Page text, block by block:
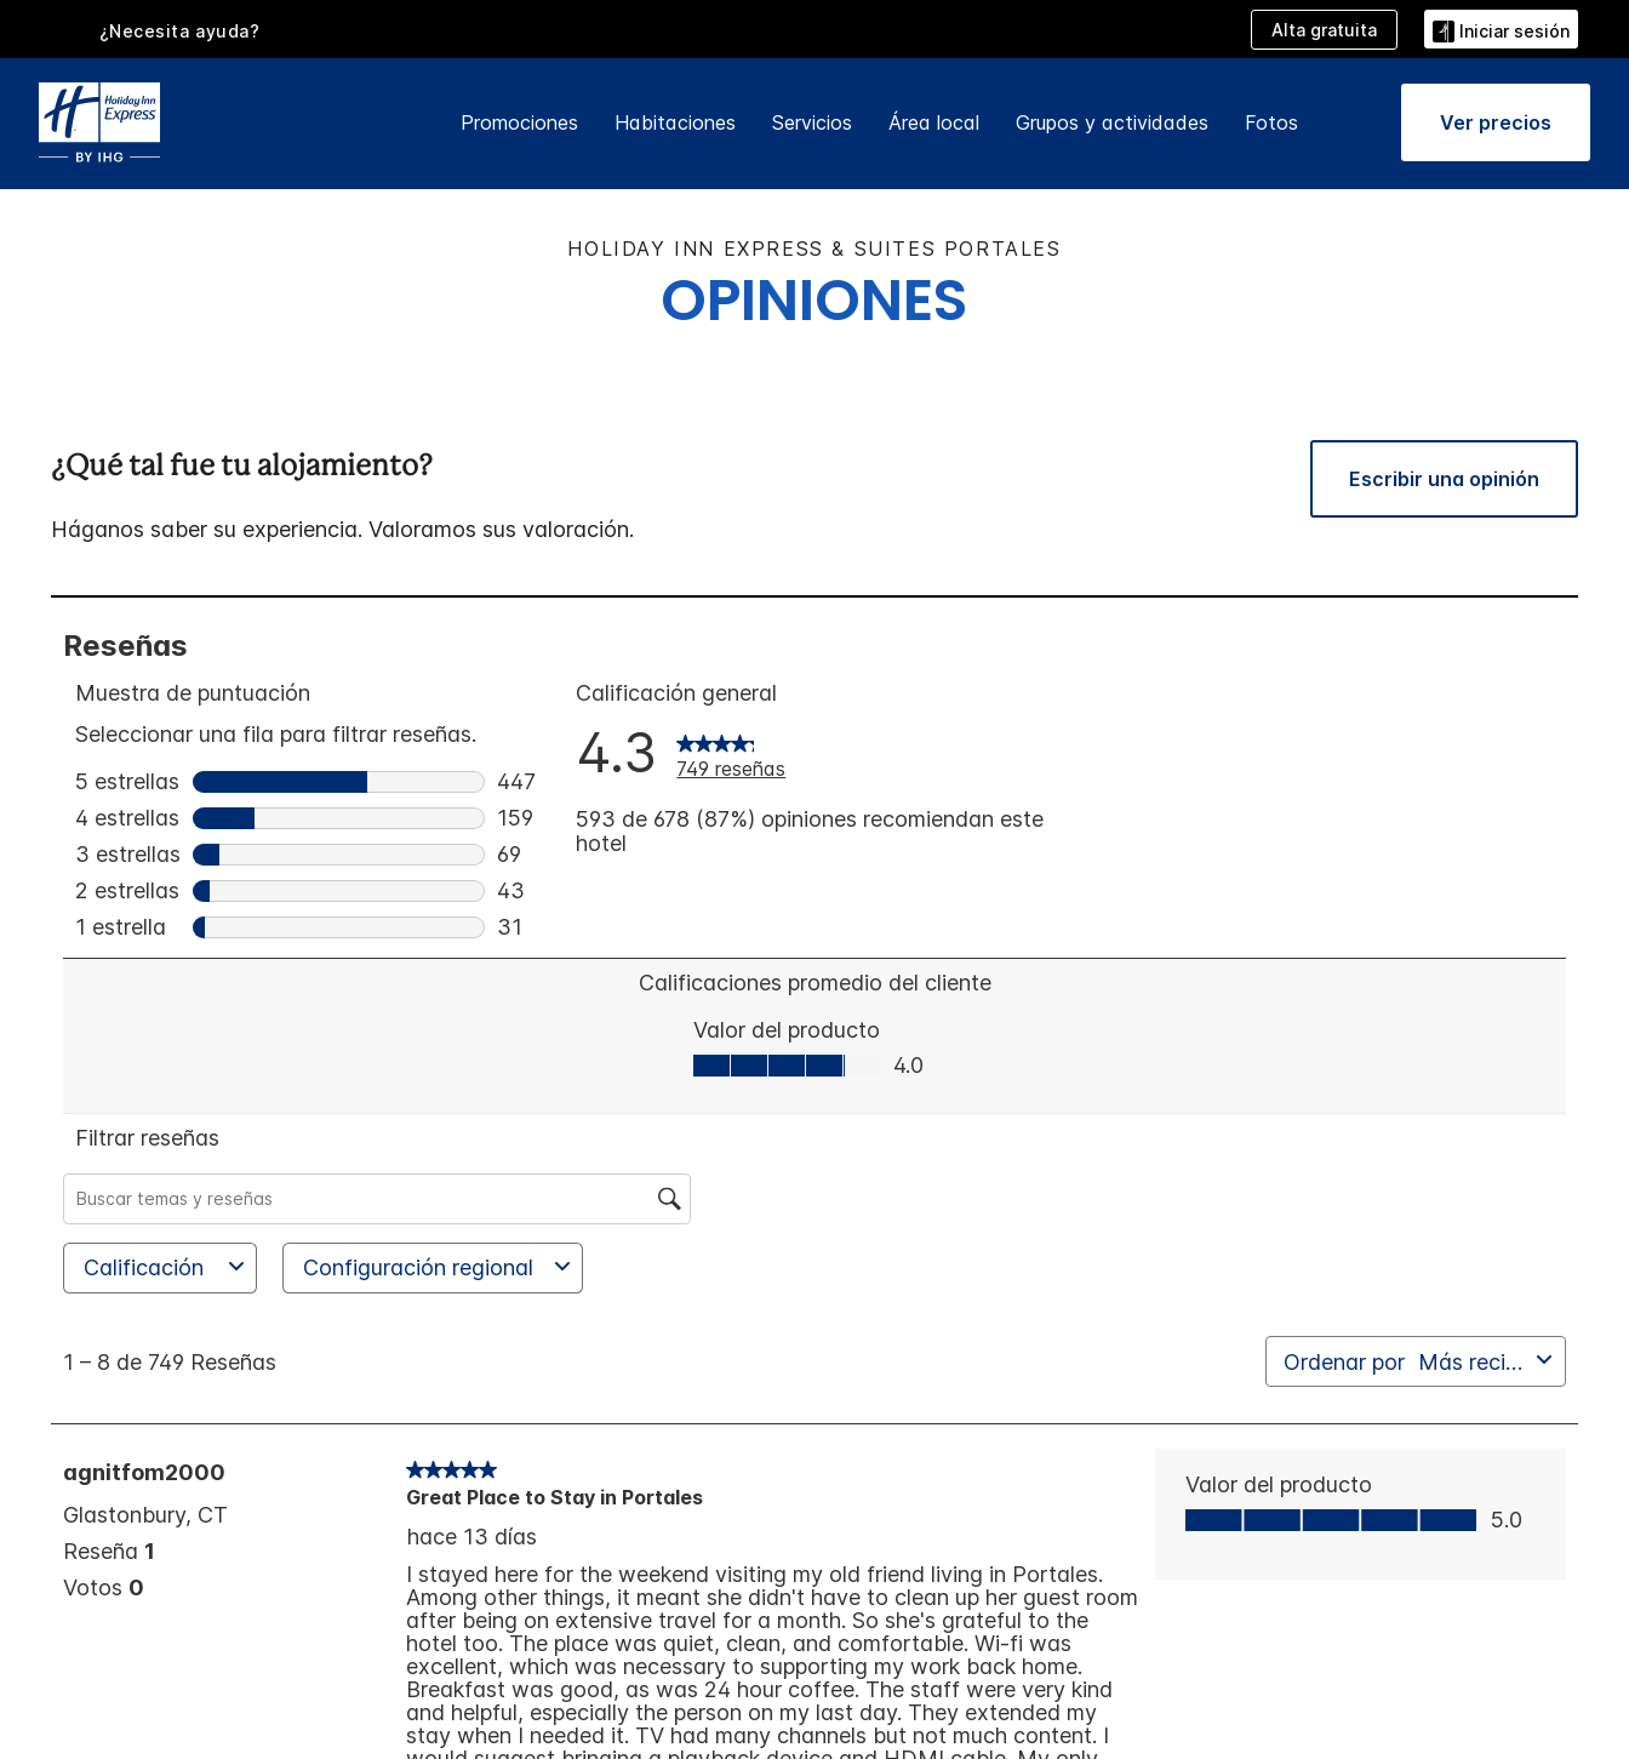
¿Necesita ayuda? Alta gratuita Iniciar sesión
Promociones Habitaciones Servicios Área local Grupos y actividades Fotos Ver precios
HOLIDAY INN EXPRESS & SUITES PORTALES
OPINIONES
¿Qué tal fue tu alojamiento?
Háganos saber su experiencia. Valoramos sus valoración.
Escribir una opinión